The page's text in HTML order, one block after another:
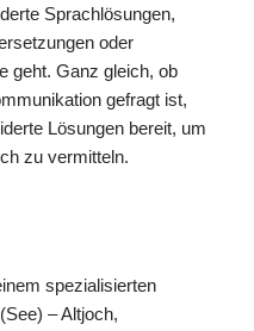
Sprachlösungen,
oder
geht. Ganz gleich, ob
gefragt ist,
Lösungen bereit, um
zu vermitteln.
spezialisierten
– Altjoch,